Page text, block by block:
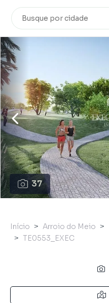
37
Início Arroio do Meio
TE0553_EXEC